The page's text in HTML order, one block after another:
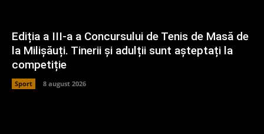
Ediția a III-a a Concursului de Tenis de Masă de
la Milișăuți. Tinerii și adulții sunt așteptați la
competiție
Sport 8 august 2026